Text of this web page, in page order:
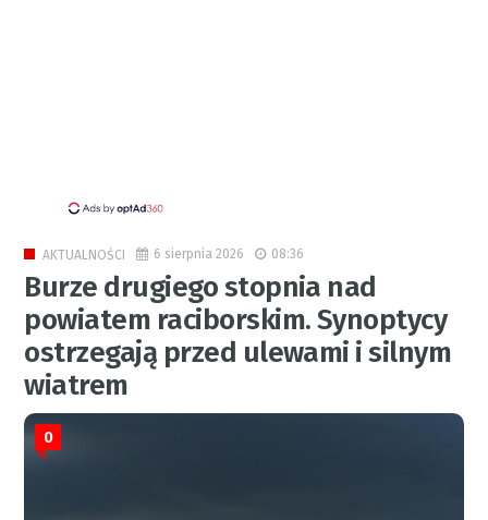
AKTUALNOŚCI 6 sierpnia 2026 08:36
Burze drugiego stopnia nad
powiatem raciborskim. Synoptycy
ostrzegają przed ulewami i silnym
wiatrem
0